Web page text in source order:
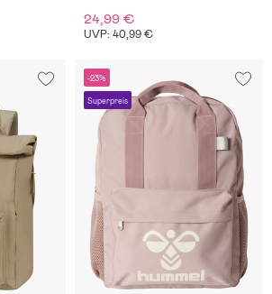
24,99 €
UVP: 40,99 €
-23%
Superpreis